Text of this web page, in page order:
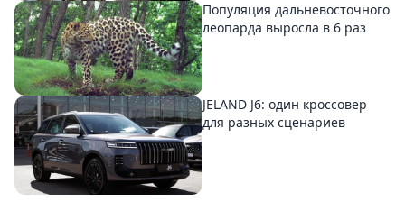
Популяция дальневосточного
леопарда выросла в 6 раз
JELAND J6: один кроссовер
для разных сценариев